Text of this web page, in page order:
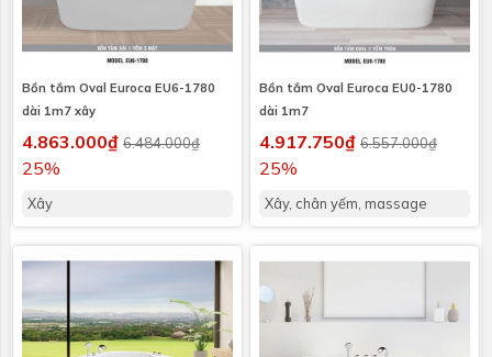
Bồn tắm Oval Euroca EU6-1780
dài 1m7 xây
4.863.000₫ 6.484.000₫
25%
Xây
Bồn tắm Oval Euroca EU0-1780
dài 1m7
4.917.750₫ 6.557.000₫
25%
Xây, chân yếm, massage